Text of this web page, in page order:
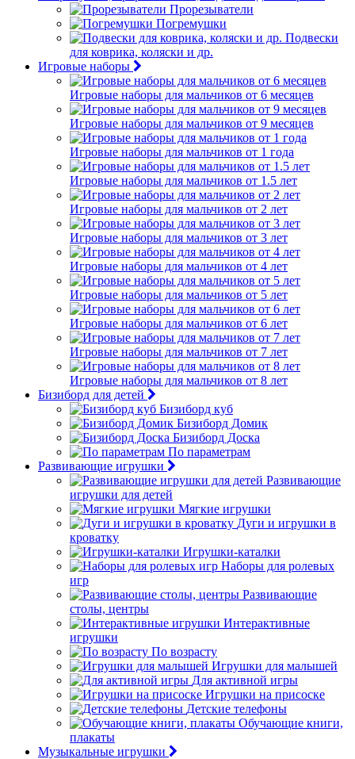
Прорезыватели
Погремушки
Подвески
для коврика, коляски и др.
Игровые наборы
Игровые наборы для мальчиков от 6 месяцев
Игровые наборы для мальчиков от 9 месяцев
Игровые наборы для мальчиков от 1 года
Игровые наборы для мальчиков от 1.5 лет
Игровые наборы для мальчиков от 2 лет
Игровые наборы для мальчиков от 3 лет
Игровые наборы для мальчиков от 4 лет
Игровые наборы для мальчиков от 5 лет
Игровые наборы для мальчиков от 6 лет
Игровые наборы для мальчиков от 7 лет
Игровые наборы для мальчиков от 8 лет
Бизиборд для детей
Бизиборд куб
Бизиборд Домик
Бизиборд Доска
По параметрам
Развивающие игрушки
Развивающие
игрушки для детей
Мягкие игрушки
Дуги и игрушки в
кроватку
Игрушки-каталки
Наборы для ролевых
игр
Развивающие
столы, центры
Интерактивные
игрушки
По возрасту
Игрушки для малышей
Для активной игры
Игрушки на присоске
Детские телефоны
Обучающие книги,
плакаты
Музыкальные игрушки